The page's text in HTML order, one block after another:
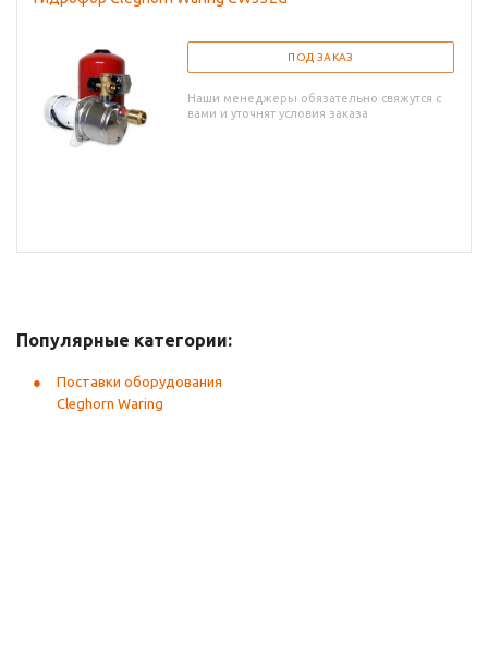
ПОД ЗАКАЗ
Наши менеджеры обязательно свяжутся с
вами и уточнят условия заказа
Популярные категории:
Поставки оборудования
Cleghorn Waring